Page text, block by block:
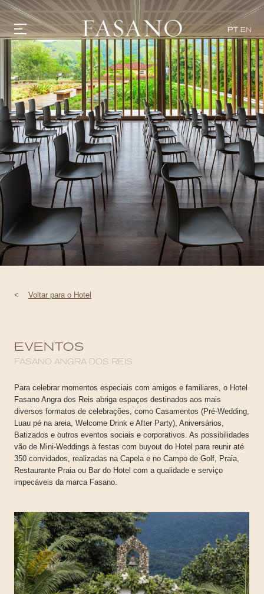
PT EN
GASTRONOMIA
HOTÉIS
EXPERIÊNCIAS
EVENTOS
VILLAS
SHOP | SELEZIONE
DESCUBRA
WHAT'S COOKING
CORRIERE
HISTÓRIA
SUSTENTABILIDADE
CONTATO
< Voltar para o Hotel
EVENTOS
FASANO ANGRA DOS REIS
Para celebrar momentos especiais com amigos e familiares, o Hotel
Fasano Angra dos Reis abriga espaços destinados aos mais
diversos formatos de celebrações, como Casamentos (Pré-Wedding,
Luau pé na areia, Welcome Drink e After Party), Aniversários,
Batizados e outros eventos sociais e corporativos. As possibilidades
vão de Mini-Weddings à festas com buyout do Hotel para reunir até
350 convidados, realizadas na Capela e no Campo de Golf, Praia,
Restaurante Praia ou Bar do Hotel com a qualidade e serviço
impecáveis da marca Fasano.